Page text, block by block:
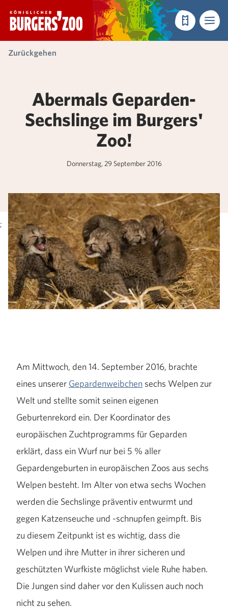
- Startseite
Reservieren
Menü
Zurückgehen
;
Abermals Geparden-
Sechslinge im Burgers'
Zoo!
Donnerstag, 29 September 2016
Am Mittwoch, den 14. September 2016, brachte
eines unserer Gepardenweibchen sechs Welpen zur
Welt und stellte somit seinen eigenen
Geburtenrekord ein. Der Koordinator des
europäischen Zuchtprogramms für Geparden
erklärt, dass ein Wurf nur bei 5 % aller
Gepardengeburten in europäischen Zoos aus sechs
Welpen besteht. Im Alter von etwa sechs Wochen
werden die Sechslinge präventiv entwurmt und
gegen Katzenseuche und -schnupfen geimpft. Bis
zu diesem Zeitpunkt ist es wichtig, dass die
Welpen und ihre Mutter in ihrer sicheren und
geschützten Wurfkiste möglichst viele Ruhe haben.
Die Jungen sind daher vor den Kulissen auch noch
nicht zu sehen.